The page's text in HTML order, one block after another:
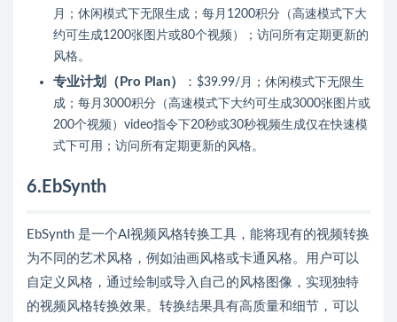
月；休闲模式下无限生成； 每月1200积分（高速模式下大
约可生成1200张图片或80个视频）
；访问所有定期更新的
风格。
专业计划（Pro Plan） ： $39.99/月；休闲模式下无限生
成； 每月3000积分（高速模式下大约可生成3000张图片或
200个视频） video指令下20秒或30秒视频生成仅在快速模
式下可用；访问所有定期更新的风格。
6.EbSynth
EbSynth 是一个AI视频风格转换工具，能将现有的视频转换
为不同的艺术风格，例如油画风格或卡通风格。用户可以
自定义风格，通过绘制或导入自己的风格图像，实现独特
的视频风格转换效果。转换结果具有高质量和细节，可以